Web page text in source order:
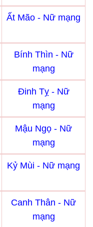
Ất Mão - Nữ mạng
Bính Thìn - Nữ
mạng
Đinh Tỵ - Nữ
mạng
Mậu Ngọ - Nữ
mạng
Kỷ Mùi - Nữ mạng
Canh Thân - Nữ
mạng